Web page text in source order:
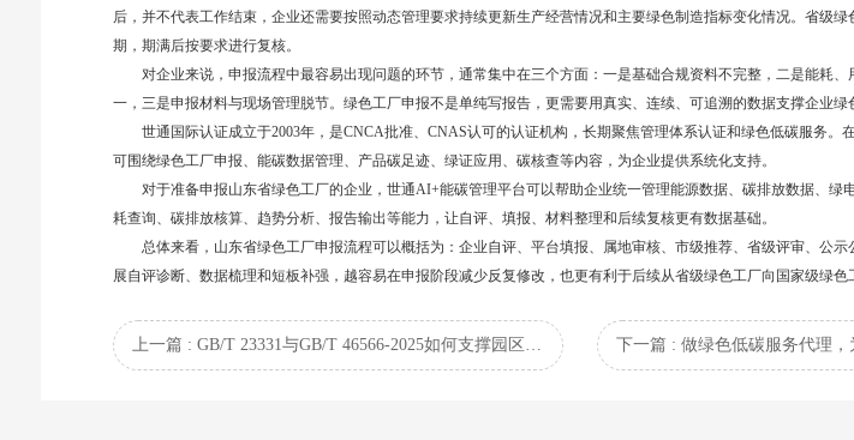
后，并不代表工作结束，企业还需要按照动态管理要求持续更新生产经营情况和主要绿色制造指标变化情况。省级绿
期，期满后按要求进行复核。
对企业来说，申报流程中最容易出现问题的环节，通常集中在三个方面：一是基础合规资料不完整，二是能耗
一，三是申报材料与现场管理脱节。绿色工厂申报不是单纯写报告，更需要用真实、连续、可追溯的数据支撑企业绿
世通国际认证成立于2003年，是CNCA批准、CNAS认可的认证机构，长期聚焦管理体系认证和绿色低碳服务。
可围绕绿色工厂申报、能碳数据管理、产品碳足迹、绿证应用、碳核查等内容，为企业提供系统化支持。
对于准备申报山东省绿色工厂的企业，世通AI+能碳管理平台可以帮助企业统一管理能源数据、碳排放数据、绿
耗查询、碳排放核算、趋势分析、报告输出等能力，让自评、填报、材料整理和后续复核更有数据基础。
总体来看，山东省绿色工厂申报流程可以概括为：企业自评、平台填报、属地审核、市级推荐、省级评审、公
展自评诊断、数据梳理和短板补强，越容易在申报阶段减少反复修改，也更有利于后续从省级绿色工厂向国家级绿色
上一篇 : GB/T 23331与GB/T 46566-2025如何支撑园区和企业能碳一体化管理